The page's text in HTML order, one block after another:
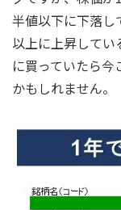
半値以下に下落し
以上に上昇して
に買っていたら
かもしれません。